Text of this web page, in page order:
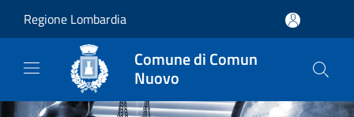
Regione Lombardia
Comune di Comun
Nuovo